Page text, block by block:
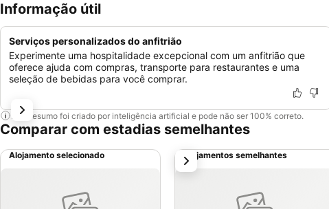
Informação útil
Serviços personalizados do anfitrião
Experimente uma hospitalidade excepcional com um anfitrião que
oferece ajuda com compras, transporte para restaurantes e uma
seleção de bebidas para você comprar.
Este resumo foi criado por inteligência artificial e pode não ser 100% correto.
Comparar com estadias semelhantes
Alojamento selecionado Alojamentos semelhantes
próximo